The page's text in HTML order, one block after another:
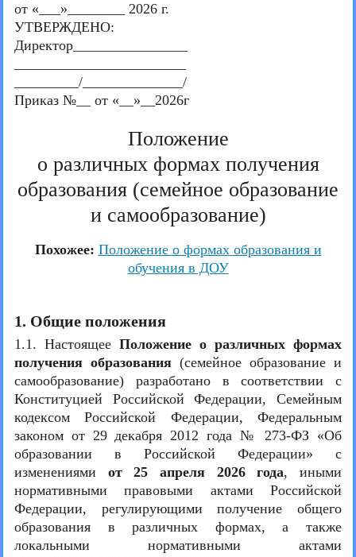
от «___»________ 2026 г.
УТВЕРЖДЕНО:
Директор________________
_________/______________/
Приказ №__ от «__»__2026г
Положение
о различных формах получения
образования (семейное образование
и самообразование)
Похожее: Положение о формах образования и
обучения в ДОУ
1. Общие положения
1.1. Настоящее Положение о различных формах
получения образования (семейное образование и
самообразование) разработано в соответствии с
Конституцией Российской Федерации, Семейным
кодексом Российской Федерации, Федеральным
законом от 29 декабря 2012 года № 273-ФЗ «Об
образовании в Российской Федерации» с
изменениями от 25 апреля 2026 года, иными
нормативными правовыми актами Российской
Федерации, регулирующими получение общего
образования в различных формах, а также
локальными нормативными актами